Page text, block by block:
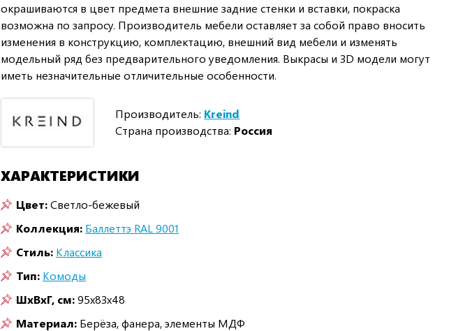
окрашиваются в цвет предмета внешние задние стенки и вставки, покраска
возможна по запросу. Производитель мебели оставляет за собой право вносить
изменения в конструкцию, комплектацию, внешний вид мебели и изменять
модельный ряд без предварительного уведомления. Выкрасы и 3D модели могут
иметь незначительные отличительные особенности.
Производитель: Kreind
Страна производства: Россия
ХАРАКТЕРИСТИКИ
Цвет:Светло-бежевый
Коллекция: Баллеттэ RAL 9001
Стиль: Классика
Тип: Комоды
ШxВxГ, см:95x83x48
Материал: Берёза, фанера, элементы МДФ